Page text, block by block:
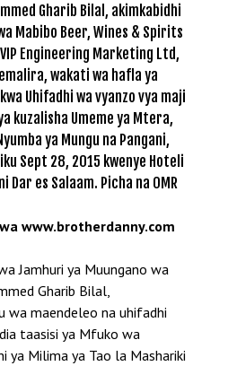
Gharib Bilal, akimkabidhi
Mabibo Beer, Wines & Spirits
Engineering Marketing Ltd,
wakati wa hafla ya
Uhifadhi wa vyanzo vya maji
kuzalisha Umeme ya Mtera,
ya Mungu na Pangani,
Sept 28, 2015 kwenye Hoteli
es Salaam. Picha na OMR
www.brotherdanny.com
Jamhuri ya Muungano wa
Gharib Bilal,
wa maendeleo na uhifadhi
taasisi ya Mfuko wa
ya Milima ya Tao la Mashariki